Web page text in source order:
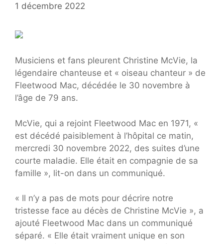
1 décembre 2022
Musiciens et fans pleurent Christine McVie, la
légendaire chanteuse et « oiseau chanteur » de
Fleetwood Mac, décédée le 30 novembre à
l’âge de 79 ans.
McVie, qui a rejoint Fleetwood Mac en 1971, «
est décédé paisiblement à l’hôpital ce matin,
mercredi 30 novembre 2022, des suites d’une
courte maladie. Elle était en compagnie de sa
famille », lit-on dans un communiqué.
« Il n’y a pas de mots pour décrire notre
tristesse face au décès de Christine McVie », a
ajouté Fleetwood Mac dans un communiqué
séparé. « Elle était vraiment unique en son